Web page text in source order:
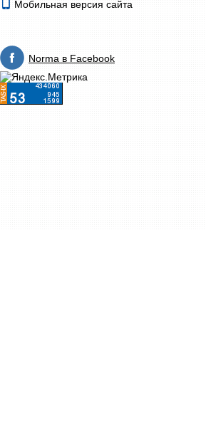
Мобильная версия сайта
Norma в Facebook